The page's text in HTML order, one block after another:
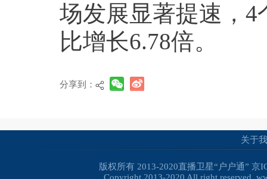
场发展显著提速，4
比增长6.78倍。
分享到：
关于
版权所有 2013-2020直播卫星“户户通” 京